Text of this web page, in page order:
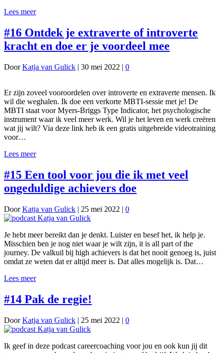
Lees meer
#16 Ontdek je extraverte of introverte
kracht en doe er je voordeel mee
DoorKatja van Gulick | 30 mei 2022 | 0
Er zijn zoveel vooroordelen over introverte en extraverte mensen. Ik
wil die weghalen. Ik doe een verkorte MBTI-sessie met je! De
MBTI staat voor Myers-Briggs Type Indicator, het psychologische
instrument waar ik veel meer werk. Wil je het leven en werk creëren
wat jij wilt? Via deze link heb ik een gratis uitgebreide videotraining
voor…
Lees meer
#15 Een tool voor jou die ik met veel
ongeduldige achievers doe
DoorKatja van Gulick | 25 mei 2022 | 0
Je hebt meer bereikt dan je denkt. Luister en besef het, ik help je.
Misschien ben je nog niet waar je wilt zijn, it is all part of the
journey. De valkuil bij high achievers is dat het nooit genoeg is, juist
omdat ze weten dat er altijd meer is. Dat alles mogelijk is. Dat…
Lees meer
#14 Pak de regie!
DoorKatja van Gulick | 25 mei 2022 | 0
Ik geef in deze podcast careercoaching voor jou en ook kun jij dit